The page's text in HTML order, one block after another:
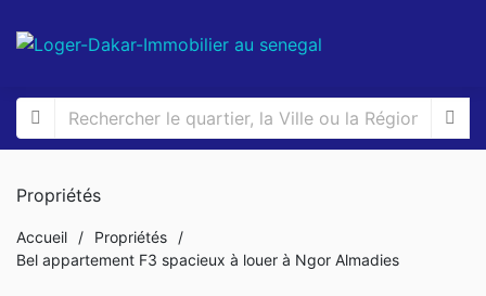
Propriétés
Accueil / Propriétés
/
Bel appartement F3 spacieux à louer à Ngor Almadies